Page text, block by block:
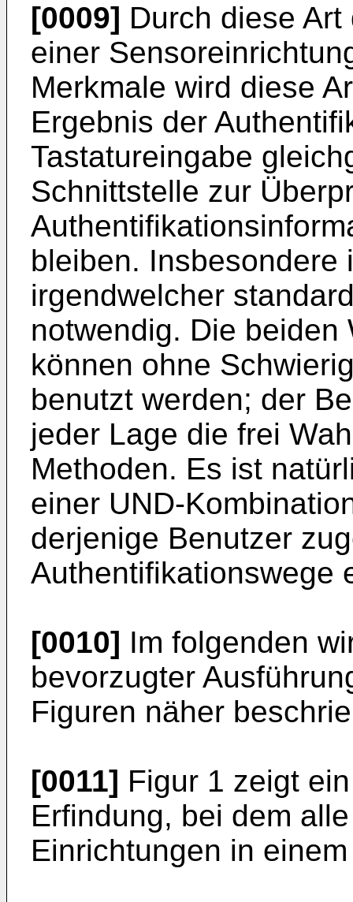
[0009] Durch diese
einer
Merkmale wird diese
Ergebnis der
Tastatureingabe
Schnittstelle zur
bleiben. Insbesondere
irgendwelcher
notwendig. Die beiden
können ohne
benutzt werden; der
jeder Lage die frei
Methoden. Es ist
einer UND-
derjenige Benutzer
Authentifikationswege
[0010] Im folgenden
bevorzugter
Figuren näher
[0011] Figur 1 zeigt
Erfindung, bei dem
Einrichtungen in